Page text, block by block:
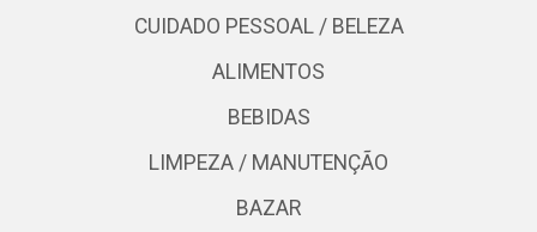
CUIDADO PESSOAL / BELEZA
ALIMENTOS
BEBIDAS
LIMPEZA / MANUTENÇÃO
BAZAR